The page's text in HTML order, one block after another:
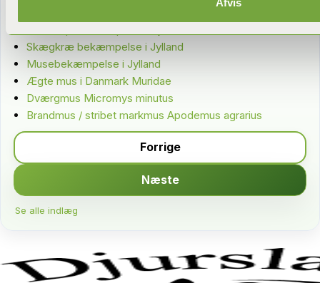
Skægkræ bekæmpelse i Jylland
Musebekæmpelse i Jylland
Ægte mus i Danmark Muridae
Dværgmus Micromys minutus
Brandmus / stribet markmus Apodemus agrarius
Forrige
Næste
Se alle indlæg